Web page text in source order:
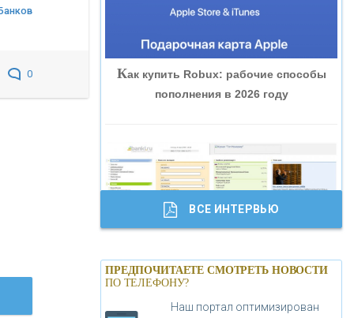
0 «БАНК ГЛОБЭКС»
«ТРАСТ»
«ГАЗПРОМБАНК»
«МОСКОВСКИЙ КРЕДИТНЫЙ
БАНК»
Как купить Robux: рабочие способы
пополнения в 2026 году
Банки.ру обновил логотип впервые за
19 лет - «Лента новостей»
ВСЕ ИНТЕРВЬЮ
ПРЕДПОЧИТАЕТЕ СМОТРЕТЬ НОВОСТИ
ПО ТЕЛЕФОНУ?
Наш портал оптимизирован